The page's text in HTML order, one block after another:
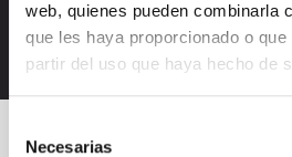
web, quienes pueden combinarla
que les haya proporcionado o
partir del uso que haya hecho de
Necesarias